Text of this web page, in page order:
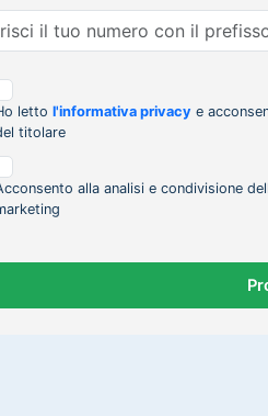
letto l'informativa privacy e
titolare
alla analisi e condivisione